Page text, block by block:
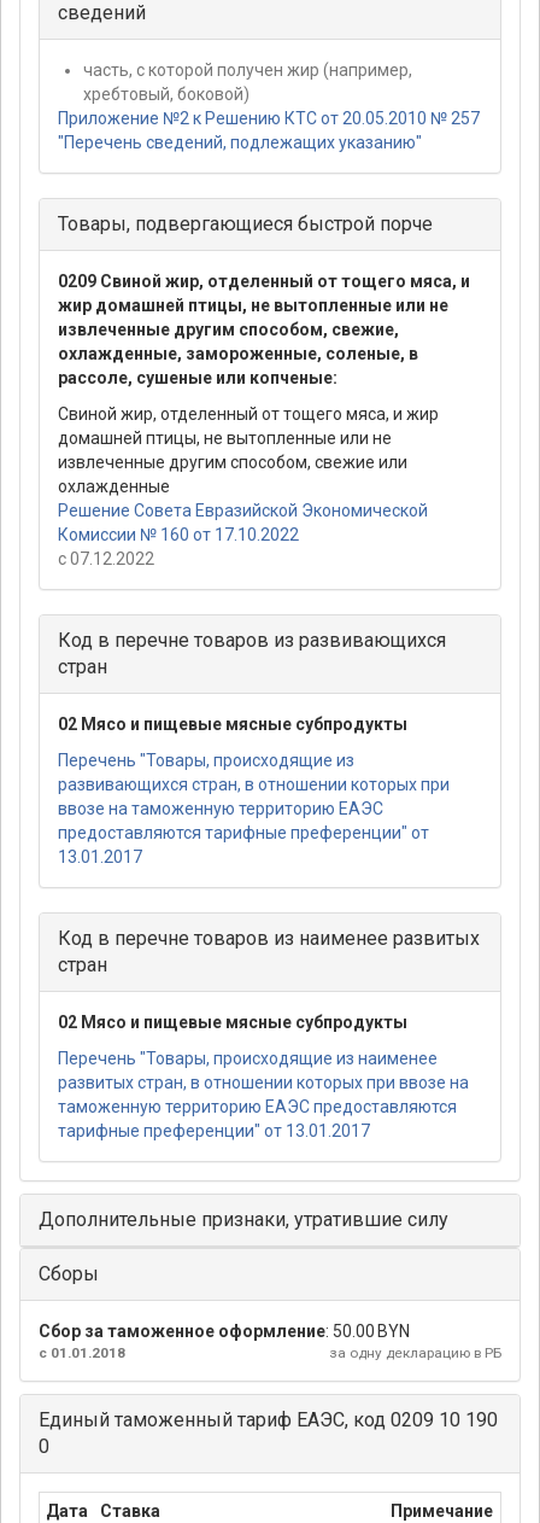
сведений
часть, с которой получен жир (например,
хребтовый, боковой)
Приложение №2 к Решению КТС от 20.05.2010 № 257
"Перечень сведений, подлежащих указанию"
Товары, подвергающиеся быстрой порче
0209 Свиной жир, отделенный от тощего мяса, и
жир домашней птицы, не вытопленные или не
извлеченные другим способом, свежие,
охлажденные, замороженные, соленые, в
рассоле, сушеные или копченые:
Свиной жир, отделенный от тощего мяса, и жир
домашней птицы, не вытопленные или не
извлеченные другим способом, свежие или
охлажденные
Решение Совета Евразийской Экономической
Комиссии № 160 от 17.10.2022
с 07.12.2022
Код в перечне товаров из развивающихся
стран
02 Мясо и пищевые мясные субпродукты
Перечень "Товары, происходящие из
развивающихся стран, в отношении которых при
ввозе на таможенную территорию ЕАЭС
предоставляются тарифные преференции" от
13.01.2017
Код в перечне товаров из наименее развитых
стран
02 Мясо и пищевые мясные субпродукты
Перечень "Товары, происходящие из наименее
развитых стран, в отношении которых при ввозе на
таможенную территорию ЕАЭС предоставляются
тарифные преференции" от 13.01.2017
Дополнительные признаки, утратившие силу
Сборы
Сбор за таможенное оформление: 50.00 BYN
за одну декларацию в РБ
с 01.01.2018
Единый таможенный тариф ЕАЭС, код 0209 10 190
0
Дата Ставка
Примечание